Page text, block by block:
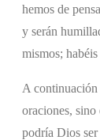
hemos de
y serán
mismos;
A continuación
oraciones, sino
podría Dios